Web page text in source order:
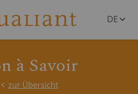
DE
à Savoir
zur Übersicht